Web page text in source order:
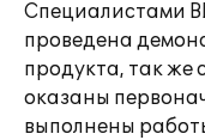
Специалистами
проведена
продукта, так же
оказаны
выполнены